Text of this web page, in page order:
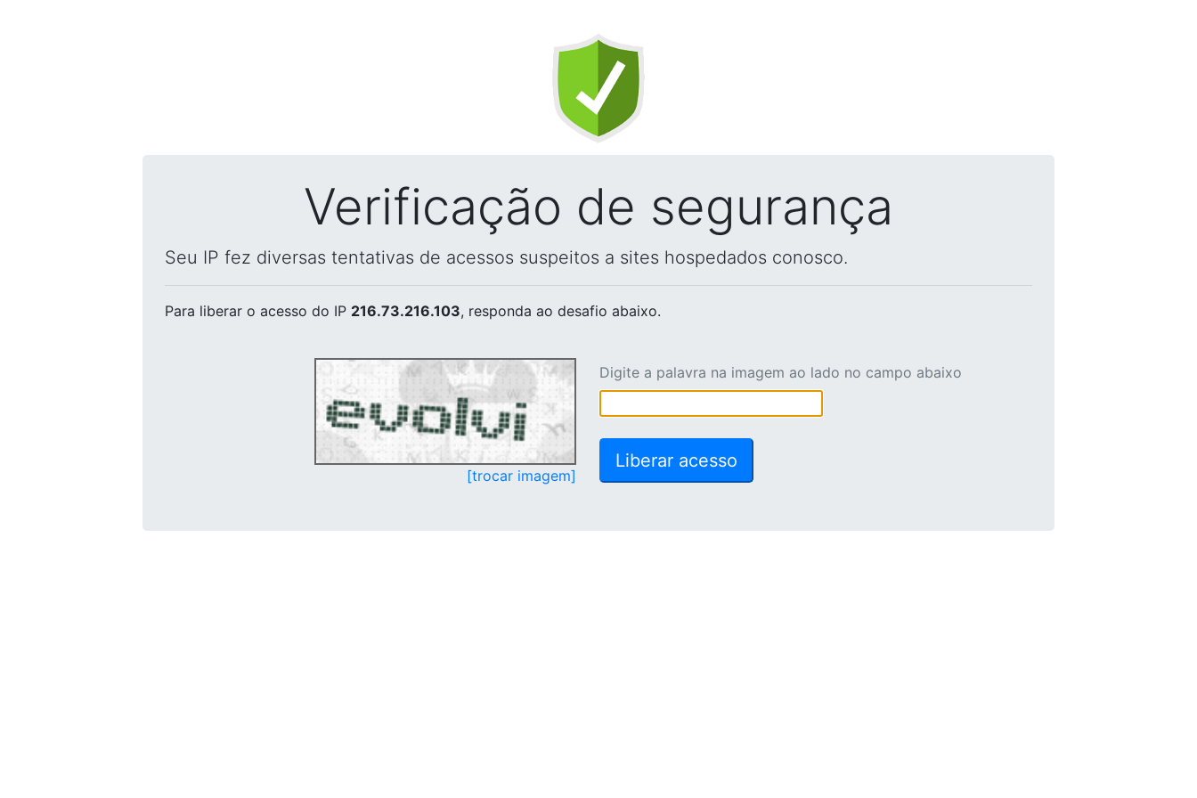
Verificação de segurança
Seu IP fez diversas tentativas de acessos suspeitos a sites hospedados conosco.
Para liberar o acesso do IP 216.73.216.103, responda ao desafio abaixo.
[trocar imagem]
Digite a palavra na imagem ao lado no campo abaixo